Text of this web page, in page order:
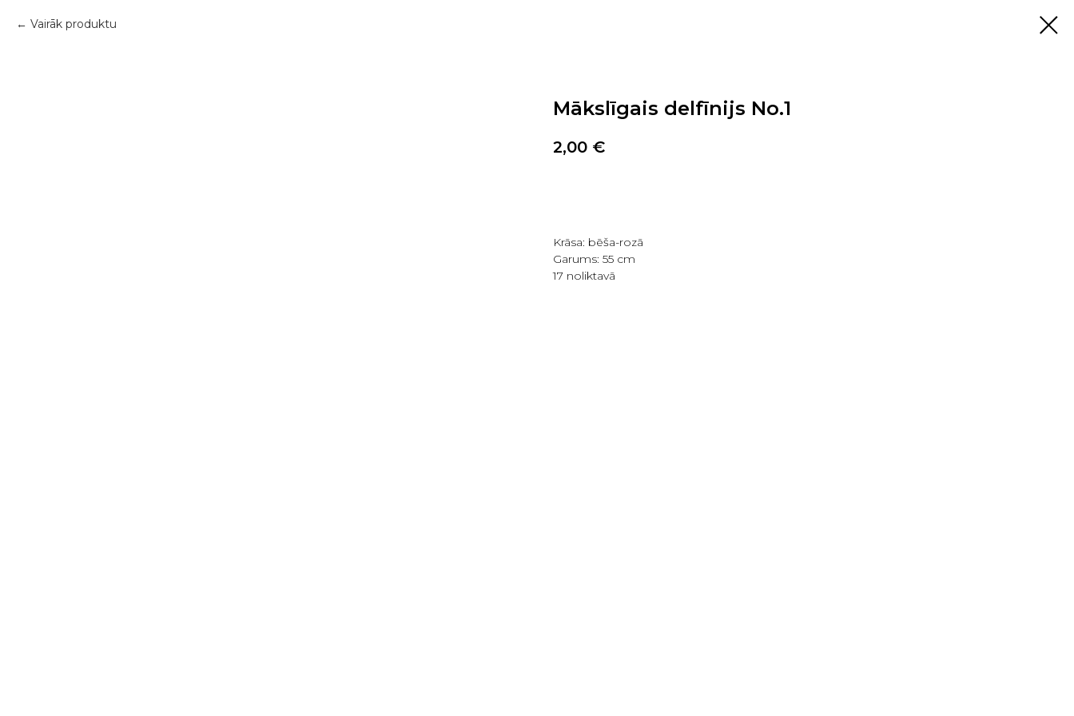
Vairāk produktu
Mākslīgais delfīnijs No.1
2,00 €
Krāsa: bēša-rozā
Garums: 55 cm
17 noliktavā